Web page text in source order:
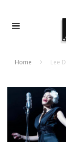
Home Lee